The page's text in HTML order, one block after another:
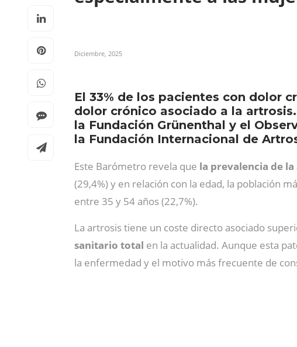
Diciembre, 2025
El 33% de los pacientes con dolor
dolor crónico asociado a la
la Fundación Grünenthal y el
la Fundación Internacional de
Este Barómetro revela que la prevalencia de
(29,4%) y en relación con la edad, la población
entre 35 y 54 años (22,7%).
La artrosis tiene un coste directo asociado
sanitario total en la actualidad. Aunque esta
la enfermedad y el motivo más frecuente de